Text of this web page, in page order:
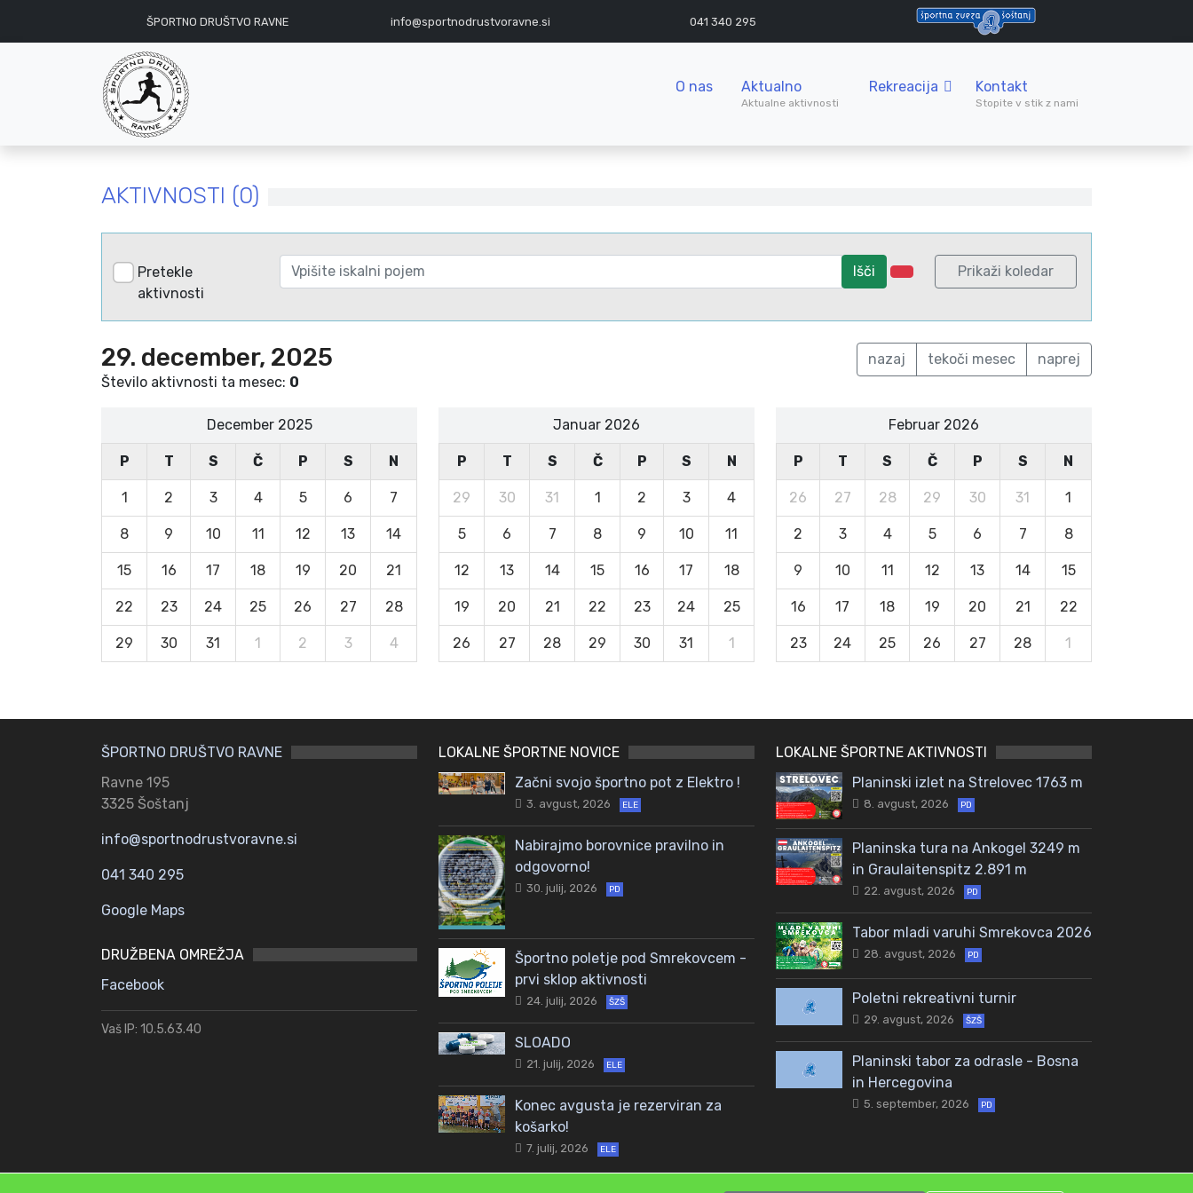
ŠPORTNO DRUŠTVO RAVNE info@sportnodrustvoravne.si 041 340 295
O nas Aktualno
Aktualne aktivnosti
Rekreacija Kontakt
Stopite v stik z nami
AKTIVNOSTI (0)
Pretekle
aktivnosti
Išči Prikaži koledar
29. december, 2025
Število aktivnosti ta mesec: 0
nazaj tekoči mesec naprej
December 2025
P T S Č P S N
1 2 3 4 5 6 7
8 9 10 11 12 13 14
15 16 17 18 19 20 21
22 23 24 25 26 27 28
29 30 31 1 2 3 4
Januar 2026
P T S Č P S N
29 30 31 1 2 3 4
5 6 7 8 9 10 11
12 13 14 15 16 17 18
19 20 21 22 23 24 25
26 27 28 29 30 31 1
Februar 2026
P T S Č P S N
26 27 28 29 30 31 1
2 3 4 5 6 7 8
9 10 11 12 13 14 15
16 17 18 19 20 21 22
23 24 25 26 27 28 1
ŠPORTNO DRUŠTVO RAVNE
Ravne 195
3325 Šoštanj
info@sportnodrustvoravne.si
041 340 295
Google Maps
DRUŽBENA OMREŽJA
Facebook
Vaš IP: 10.5.63.40
LOKALNE ŠPORTNE NOVICE
Začni svojo športno pot z Elektro !
3. avgust, 2026 ELE
Nabirajmo borovnice pravilno in
odgovorno!
30. julij, 2026 PD
Športno poletje pod Smrekovcem -
prvi sklop aktivnosti
24. julij, 2026 ŠZŠ
SLOADO
21. julij, 2026 ELE
Konec avgusta je rezerviran za
košarko!
7. julij, 2026 ELE
LOKALNE ŠPORTNE AKTIVNOSTI
Planinski izlet na Strelovec 1763 m
8. avgust, 2026 PD
Planinska tura na Ankogel 3249 m
in Graulaitenspitz 2.891 m
22. avgust, 2026 PD
Tabor mladi varuhi Smrekovca 2026
28. avgust, 2026 PD
Poletni rekreativni turnir
29. avgust, 2026 ŠZŠ
Planinski tabor za odrasle - Bosna
in Hercegovina
5. september, 2026 PD